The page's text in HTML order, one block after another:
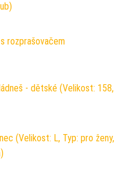
rozprašovačem
- dětské (Velikost: 158,
(Velikost: L, Typ: pro ženy,